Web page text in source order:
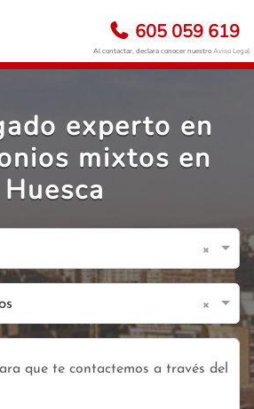
605 059 619
Al contactar, declara conocer nuestroAviso Legal
experto en
mixtos en
Huesca
×
×